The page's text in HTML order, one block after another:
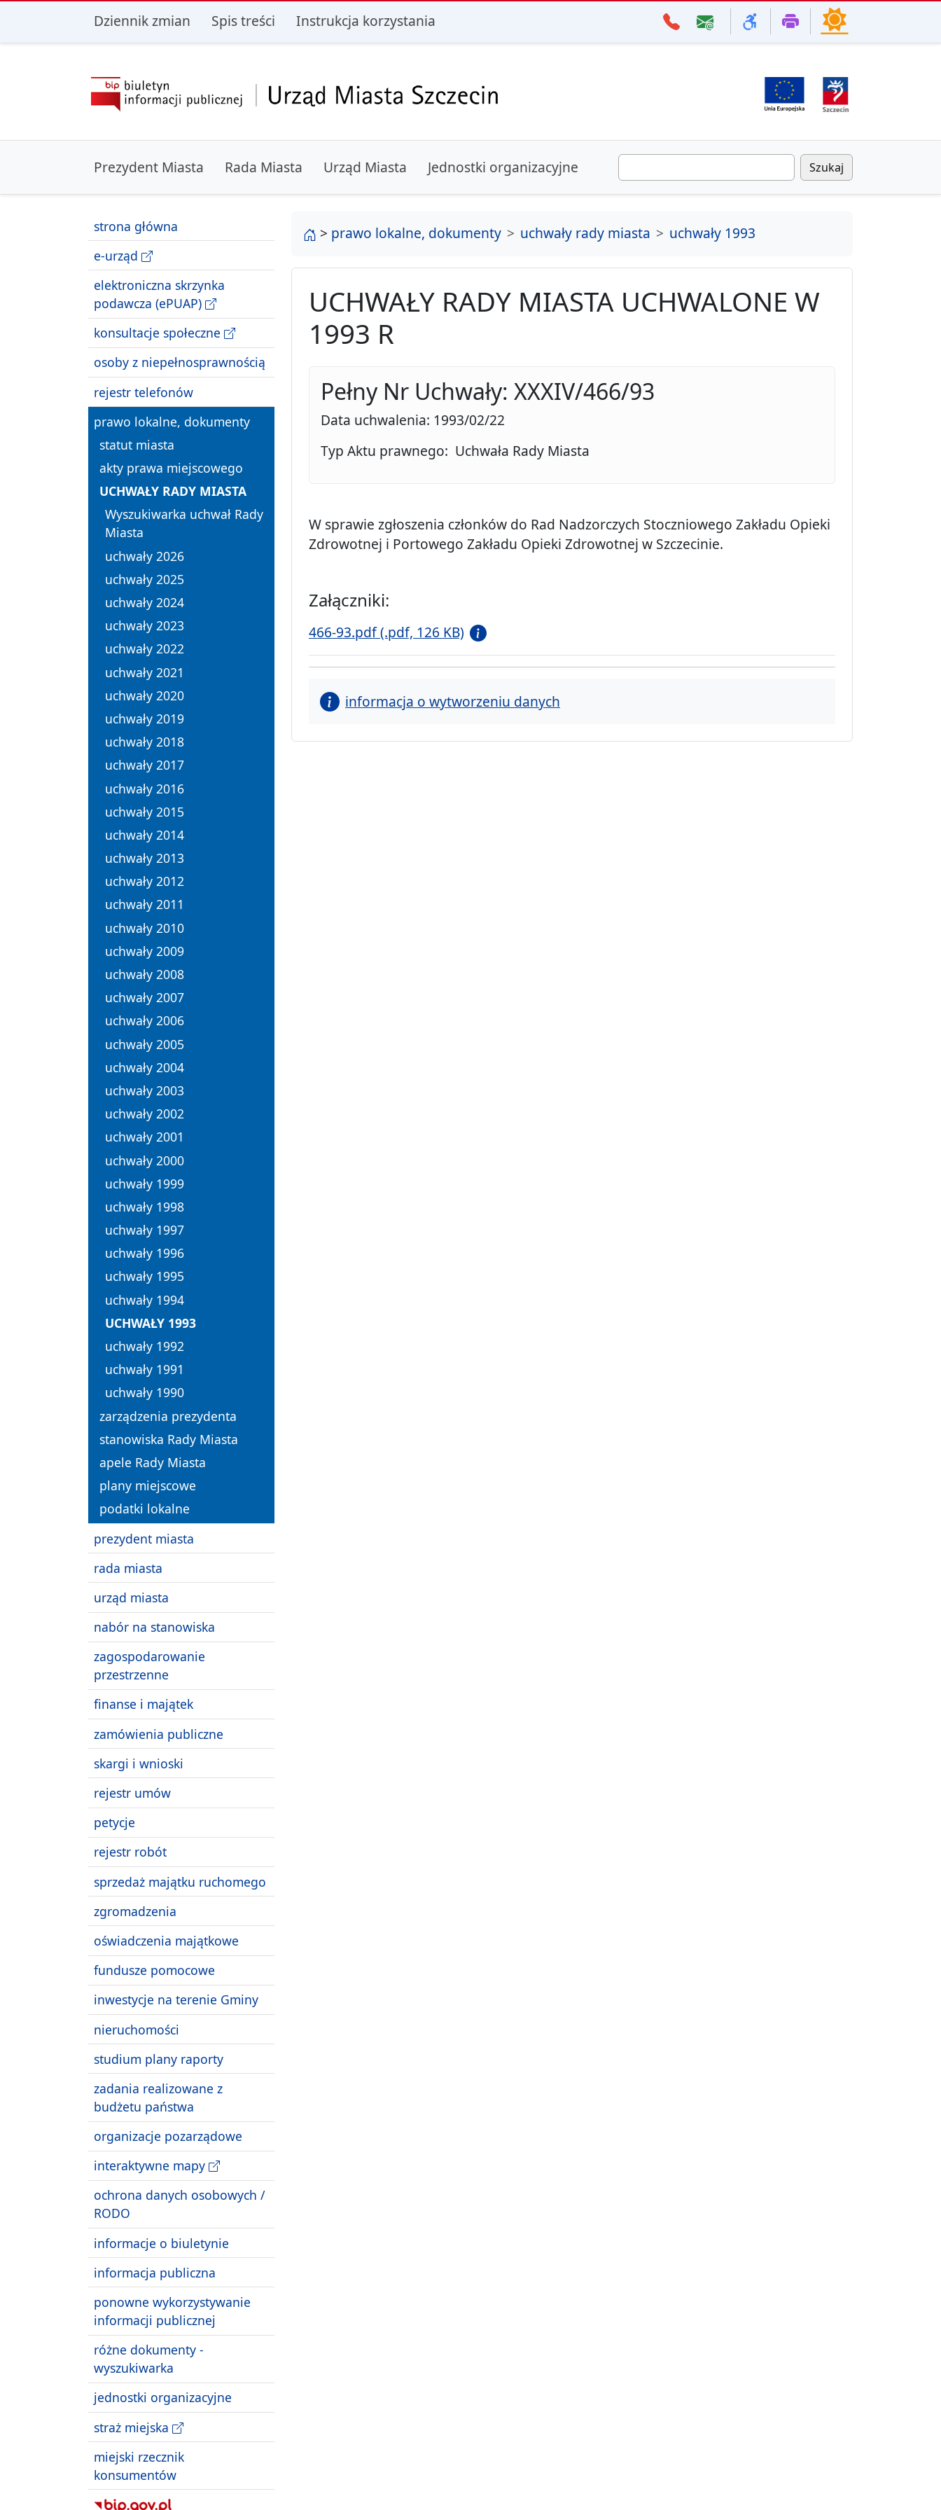
przejdź do głównego menu przejdź do treści
Dziennik zmian Spis treści Instrukcja korzystania
Prezydent Miasta Rada Miasta Urząd Miasta Jednostki organizacyjne Szukaj
strona główna
e-urząd
elektroniczna skrzynka
podawcza (ePUAP)
konsultacje społeczne
osoby z niepełnosprawnością
rejestr telefonów
prawo lokalne, dokumenty
statut miasta
akty prawa miejscowego
UCHWAŁY RADY MIASTA
Wyszukiwarka uchwał Rady
Miasta
uchwały 2026
uchwały 2025
uchwały 2024
uchwały 2023
uchwały 2022
uchwały 2021
uchwały 2020
uchwały 2019
uchwały 2018
uchwały 2017
uchwały 2016
uchwały 2015
uchwały 2014
uchwały 2013
uchwały 2012
uchwały 2011
uchwały 2010
uchwały 2009
uchwały 2008
uchwały 2007
uchwały 2006
uchwały 2005
uchwały 2004
uchwały 2003
uchwały 2002
uchwały 2001
uchwały 2000
uchwały 1999
uchwały 1998
uchwały 1997
uchwały 1996
uchwały 1995
uchwały 1994
UCHWAŁY 1993
uchwały 1992
uchwały 1991
uchwały 1990
zarządzenia prezydenta
stanowiska Rady Miasta
apele Rady Miasta
plany miejscowe
podatki lokalne
prezydent miasta
rada miasta
urząd miasta
nabór na stanowiska
zagospodarowanie
przestrzenne
finanse i majątek
zamówienia publiczne
skargi i wnioski
rejestr umów
petycje
rejestr robót
sprzedaż majątku ruchomego
zgromadzenia
oświadczenia majątkowe
fundusze pomocowe
inwestycje na terenie Gminy
nieruchomości
studium plany raporty
zadania realizowane z
budżetu państwa
organizacje pozarządowe
interaktywne mapy
ochrona danych osobowych /
RODO
informacje o biuletynie
informacja publiczna
ponowne wykorzystywanie
informacji publicznej
różne dokumenty -
wyszukiwarka
jednostki organizacyjne
straż miejska
miejski rzecznik
konsumentów
strona główna
> prawo lokalne, dokumenty uchwały rady miasta uchwały 1993
UCHWAŁY RADY MIASTA UCHWALONE W
1993 R
Pełny Nr Uchwały: XXXIV/466/93
Data uchwalenia: 1993/02/22
Typ Aktu prawnego: Uchwała Rady Miasta
W sprawie zgłoszenia członków do Rad Nadzorczych Stoczniowego Zakładu Opieki
Zdrowotnej i Portowego Zakładu Opieki Zdrowotnej w Szczecinie.
Załączniki:
466-93.pdf (.pdf, 126 KB)
informacja o wytworzeniu danych